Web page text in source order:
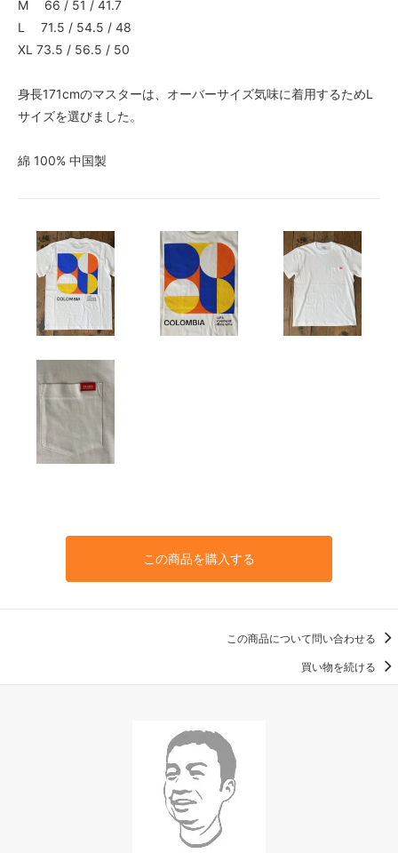
M 66 / 51 / 41.7
L 71.5 / 54.5 / 48
XL 73.5 / 56.5 / 50
身長171cmのマスターは、オーバーサイズ気味に着用するためL
サイズを選びました。
綿 100% 中国製
この商品を購入する
この商品について問い合わせる
買い物を続ける